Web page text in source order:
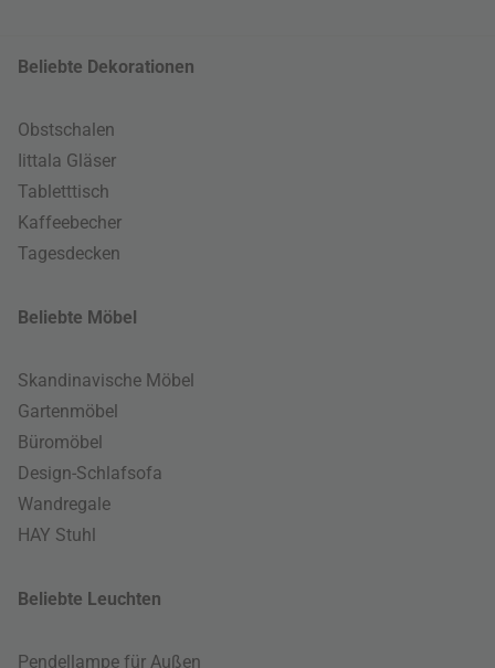
Beliebte Dekorationen
Obstschalen
Iittala Gläser
Tabletttisch
Kaffeebecher
Tagesdecken
Beliebte Möbel
Skandinavische Möbel
Gartenmöbel
Büromöbel
Design-Schlafsofa
Wandregale
HAY Stuhl
Beliebte Leuchten
Pendellampe für Außen